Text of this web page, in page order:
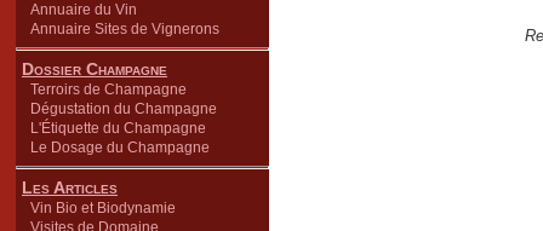
Annuaire du Vin
Annuaire Sites de Vignerons
Dossier Champagne
Terroirs de Champagne
Dégustation du Champagne
L'Étiquette du Champagne
Le Dosage du Champagne
Les Articles
Vin Bio et Biodynamie
Visites de Domaine